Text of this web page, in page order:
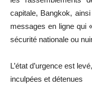
capitale, Bangkok,
messages en ligne qui
sécurité nationale ou
L’état d’urgence est
inculpées et détenues